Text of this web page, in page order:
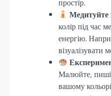
простір.
Медитуйте
колір під час
енергію.
візуалізувати
Малюйте,
вашому